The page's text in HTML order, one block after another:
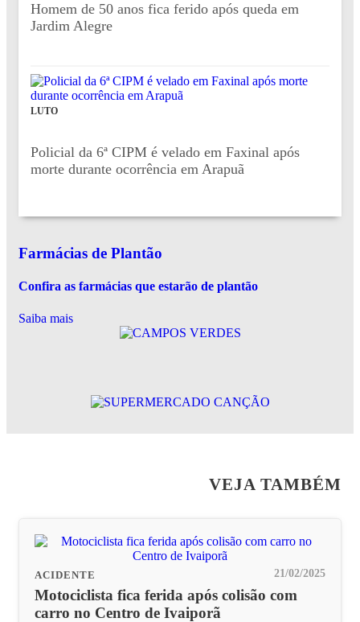
Homem de 50 anos fica ferido após queda em
Jardim Alegre
LUTO
Policial da 6ª CIPM é velado em Faxinal após
morte durante ocorrência em Arapuã
Farmácias de Plantão
Confira as farmácias que estarão de plantão
Saiba mais
VEJA TAMBÉM
ACIDENTE 21/02/2025
Motociclista fica ferida após colisão com
carro no Centro de Ivaiporã